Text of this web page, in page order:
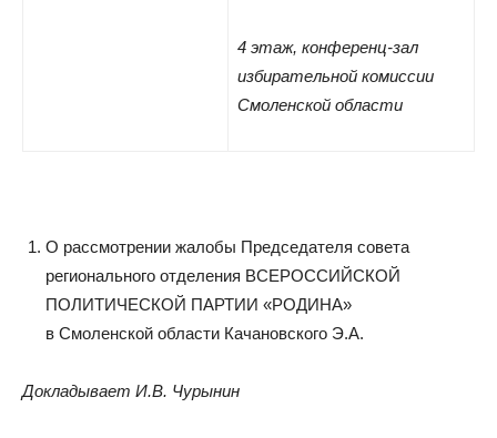
4 этаж, конференц-зал
избирательной комиссии
Смоленской области
О рассмотрении жалобы Председателя совета
регионального отделения ВСЕРОССИЙСКОЙ
ПОЛИТИЧЕСКОЙ ПАРТИИ «РОДИНА»
в Смоленской области Качановского Э.А.
Докладывает И.В. Чурынин